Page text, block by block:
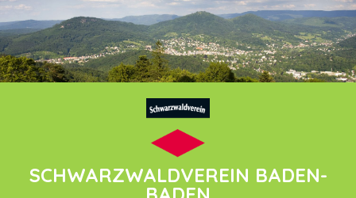
SCHWARZWALDVEREIN BADEN-